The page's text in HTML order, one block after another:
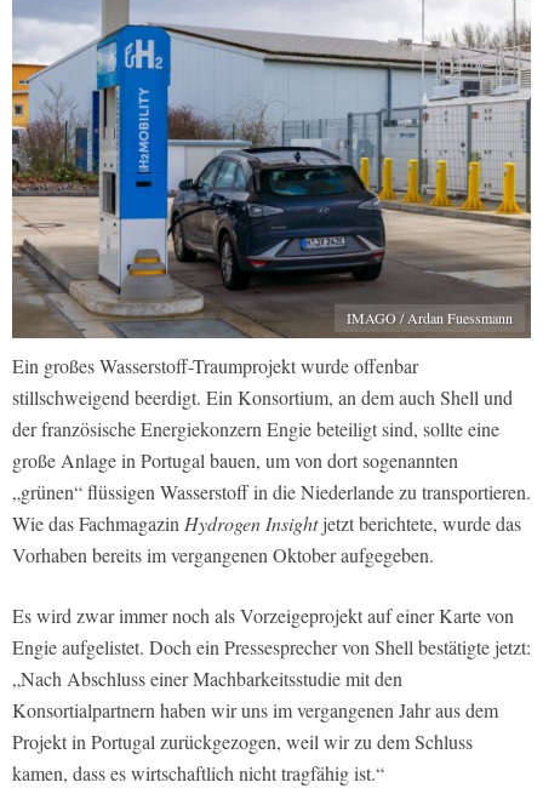
IMAGO / Ardan Fuessmann
Ein großes Wasserstoff-Traumprojekt wurde offenbar
stillschweigend beerdigt. Ein Konsortium, an dem auch Shell und
der französische Energiekonzern Engie beteiligt sind, sollte eine
große Anlage in Portugal bauen, um von dort sogenannten
„grünen“ flüssigen Wasserstoff in die Niederlande zu transportieren.
Wie das FachmagazinHydrogen Insightjetzt berichtete, wurde das
Vorhaben bereits im vergangenen Oktober aufgegeben.
Es wird zwar immer noch als Vorzeigeprojekt auf einer Karte von
Engie aufgelistet. Doch ein Pressesprecher von Shell bestätigte jetzt:
„Nach Abschluss einer Machbarkeitsstudie mit den
Konsortialpartnern haben wir uns im vergangenen Jahr aus dem
Projekt in Portugal zurückgezogen, weil wir zu dem Schluss
kamen, dass es wirtschaftlich nicht tragfähig ist.“